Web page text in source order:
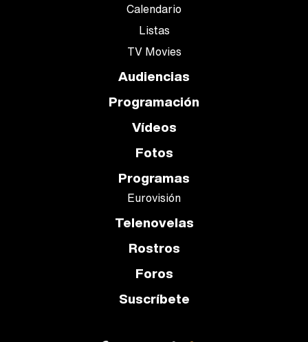
Calendario
Listas
TV Movies
Audiencias
Programación
Vídeos
Fotos
Programas
Eurovisión
Telenovelas
Rostros
Foros
Suscríbete